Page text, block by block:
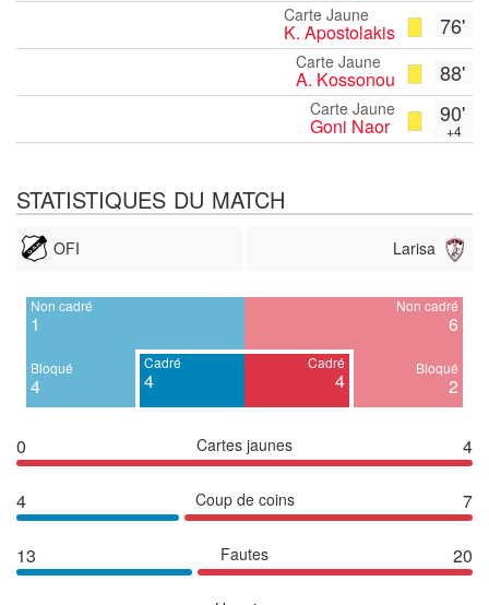
76'
Carte Jaune
K. Apostolakis
88'
Carte Jaune
A. Kossonou
90'
+4
Carte Jaune
Goni Naor
STATISTIQUES DU MATCH
OFI Larisa
Non cadré
1
Bloqué
4
Cadré
4
Cadré
4
Non cadré
6
Bloqué
2
0 Cartes jaunes 4
4 Coup de coins 7
13 Fautes 20